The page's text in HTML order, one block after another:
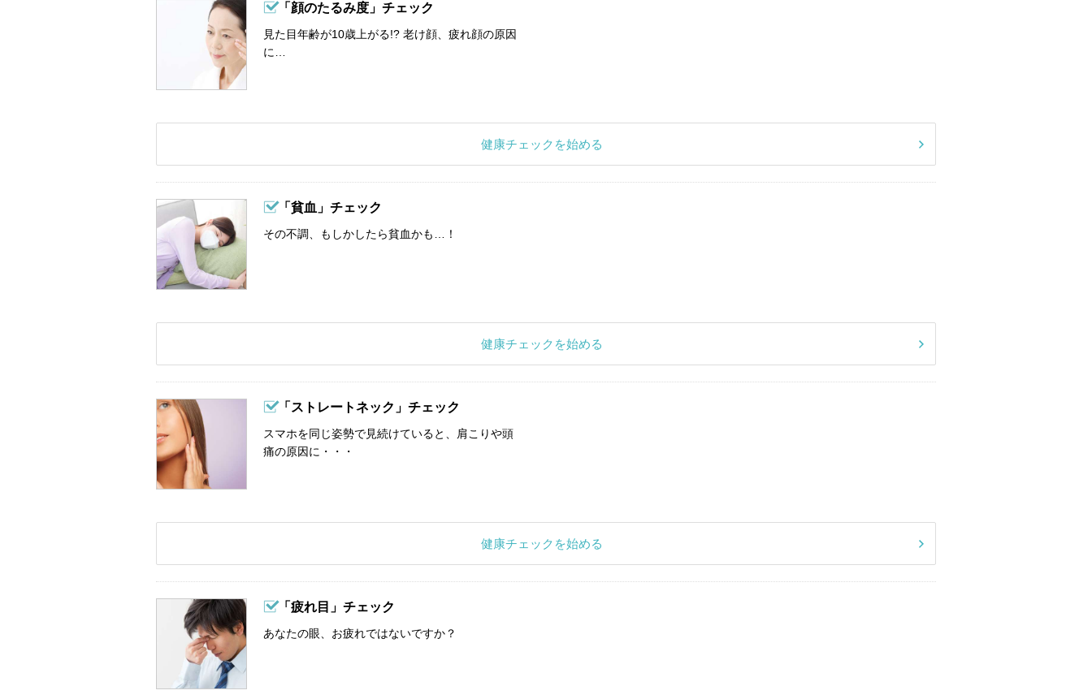
「顔のたるみ度」チェック
見た目年齢が10歳上がる!? 老け顔、疲れ顔の原因
に…
健康チェックを始める
「貧血」チェック
その不調、もしかしたら貧血かも…！
健康チェックを始める
「ストレートネック」チェック
スマホを同じ姿勢で見続けていると、肩こりや頭
痛の原因に・・・
健康チェックを始める
「疲れ目」チェック
あなたの眼、お疲れではないですか？